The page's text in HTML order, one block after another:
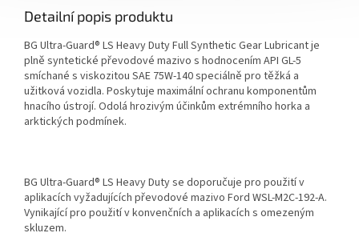
Detailní popis produktu
BG Ultra-Guard® LS Heavy Duty Full Synthetic Gear Lubricant je
plně syntetické převodové mazivo s hodnocením API GL-5
smíchané s viskozitou SAE 75W-140 speciálně pro těžká a
užitková vozidla. Poskytuje maximální ochranu komponentům
hnacího ústrojí. Odolá hrozivým účinkům extrémního horka a
arktických podmínek.
BG Ultra-Guard® LS Heavy Duty se doporučuje pro použití v
aplikacích vyžadujících převodové mazivo Ford WSL-M2C-192-A.
Vynikající pro použití v konvenčních a aplikacích s omezeným
skluzem.